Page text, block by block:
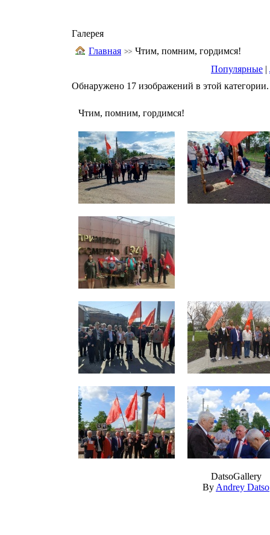
Галерея
Главная
Чтим, помним, гордимся!
Популярные |
Обнаружено 17 изображений в этой категории.
Чтим, помним, гордимся!
DatsoGallery
By Andrey Datso